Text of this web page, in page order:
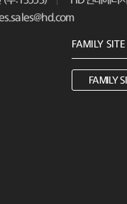
FAMILY